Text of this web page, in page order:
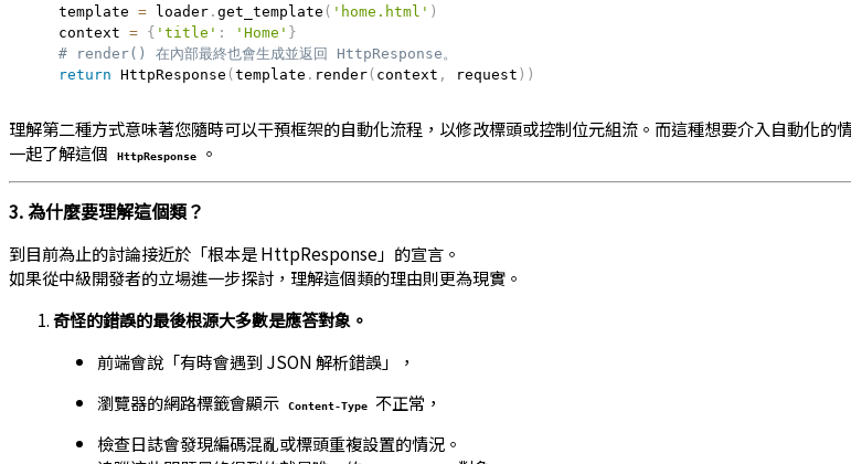
    template
= loader. get_template ( 'home.html' )
    context
= { 'title' : 'Home' }
# render() 在內部最終也會生成並返回 HttpResponse。
return HttpResponse (template . render( context , request ) )
理解第二種方式意味著您隨時可以干預框架的自動化流程，以修改標頭或控制位元組流。而這種想要介入自動化
一起了解這個
HttpResponse 。
3. 為什麼要理解這個類？
到目前為止的討論接近於「根本是 HttpResponse」的宣言。
如果從中級開發者的立場進一步探討，理解這個類的理由則更為現實。
奇怪的錯誤的最後根源大多數是應答對象。
前端會說「有時會遇到 JSON 解析錯誤」，
瀏覽器的網路標籤會顯示
Content-Type
不正常，
檢查日誌會發現編碼混亂或標頭重複設置的情況。